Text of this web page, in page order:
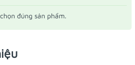
đúng sản phẩm.